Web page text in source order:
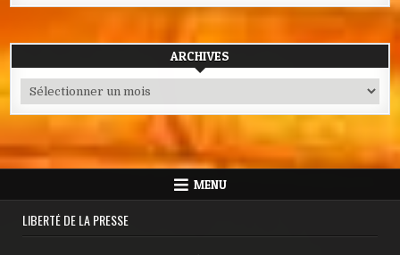
ARCHIVES
Archives
MENU
LIBERTÉ DE LA PRESSE